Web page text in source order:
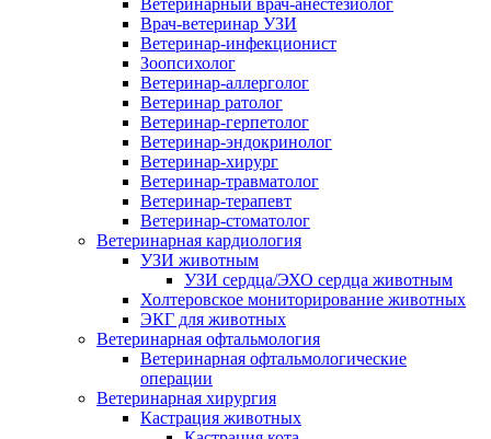
Ветеринарный врач-анестезиолог
Врач-ветеринар УЗИ
Ветеринар-инфекционист
Зоопсихолог
Ветеринар-аллерголог
Ветеринар ратолог
Ветеринар-герпетолог
Ветеринар-эндокринолог
Ветеринар-хирург
Ветеринар-травматолог
Ветеринар-терапевт
Ветеринар-стоматолог
Ветеринарная кардиология
УЗИ животным
УЗИ сердца/ЭХО сердца животным
Холтеровское мониторирование животных
ЭКГ для животных
Ветеринарная офтальмология
Ветеринарная офтальмологические
операции
Ветеринарная хирургия
Кастрация животных